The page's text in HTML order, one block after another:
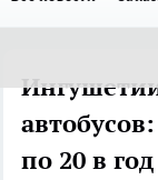
по 20 в